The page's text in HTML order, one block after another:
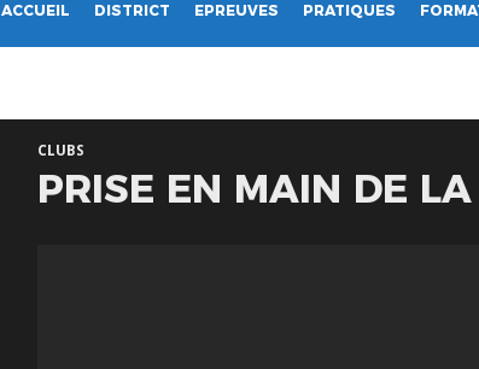
ACCUEIL DISTRICT EPREUVES PRATIQUES
CLUBS
PRISE EN MAIN DE